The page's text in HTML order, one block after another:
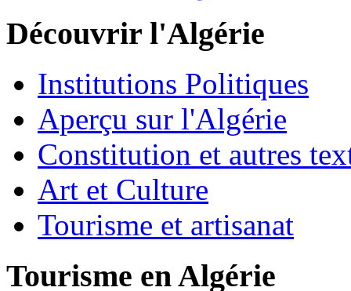
Découvrir l'Algérie
Institutions Politiques
Aperçu sur l'Algérie
Constitution et autres
Art et Culture
Tourisme et artisanat
Tourisme en Algérie